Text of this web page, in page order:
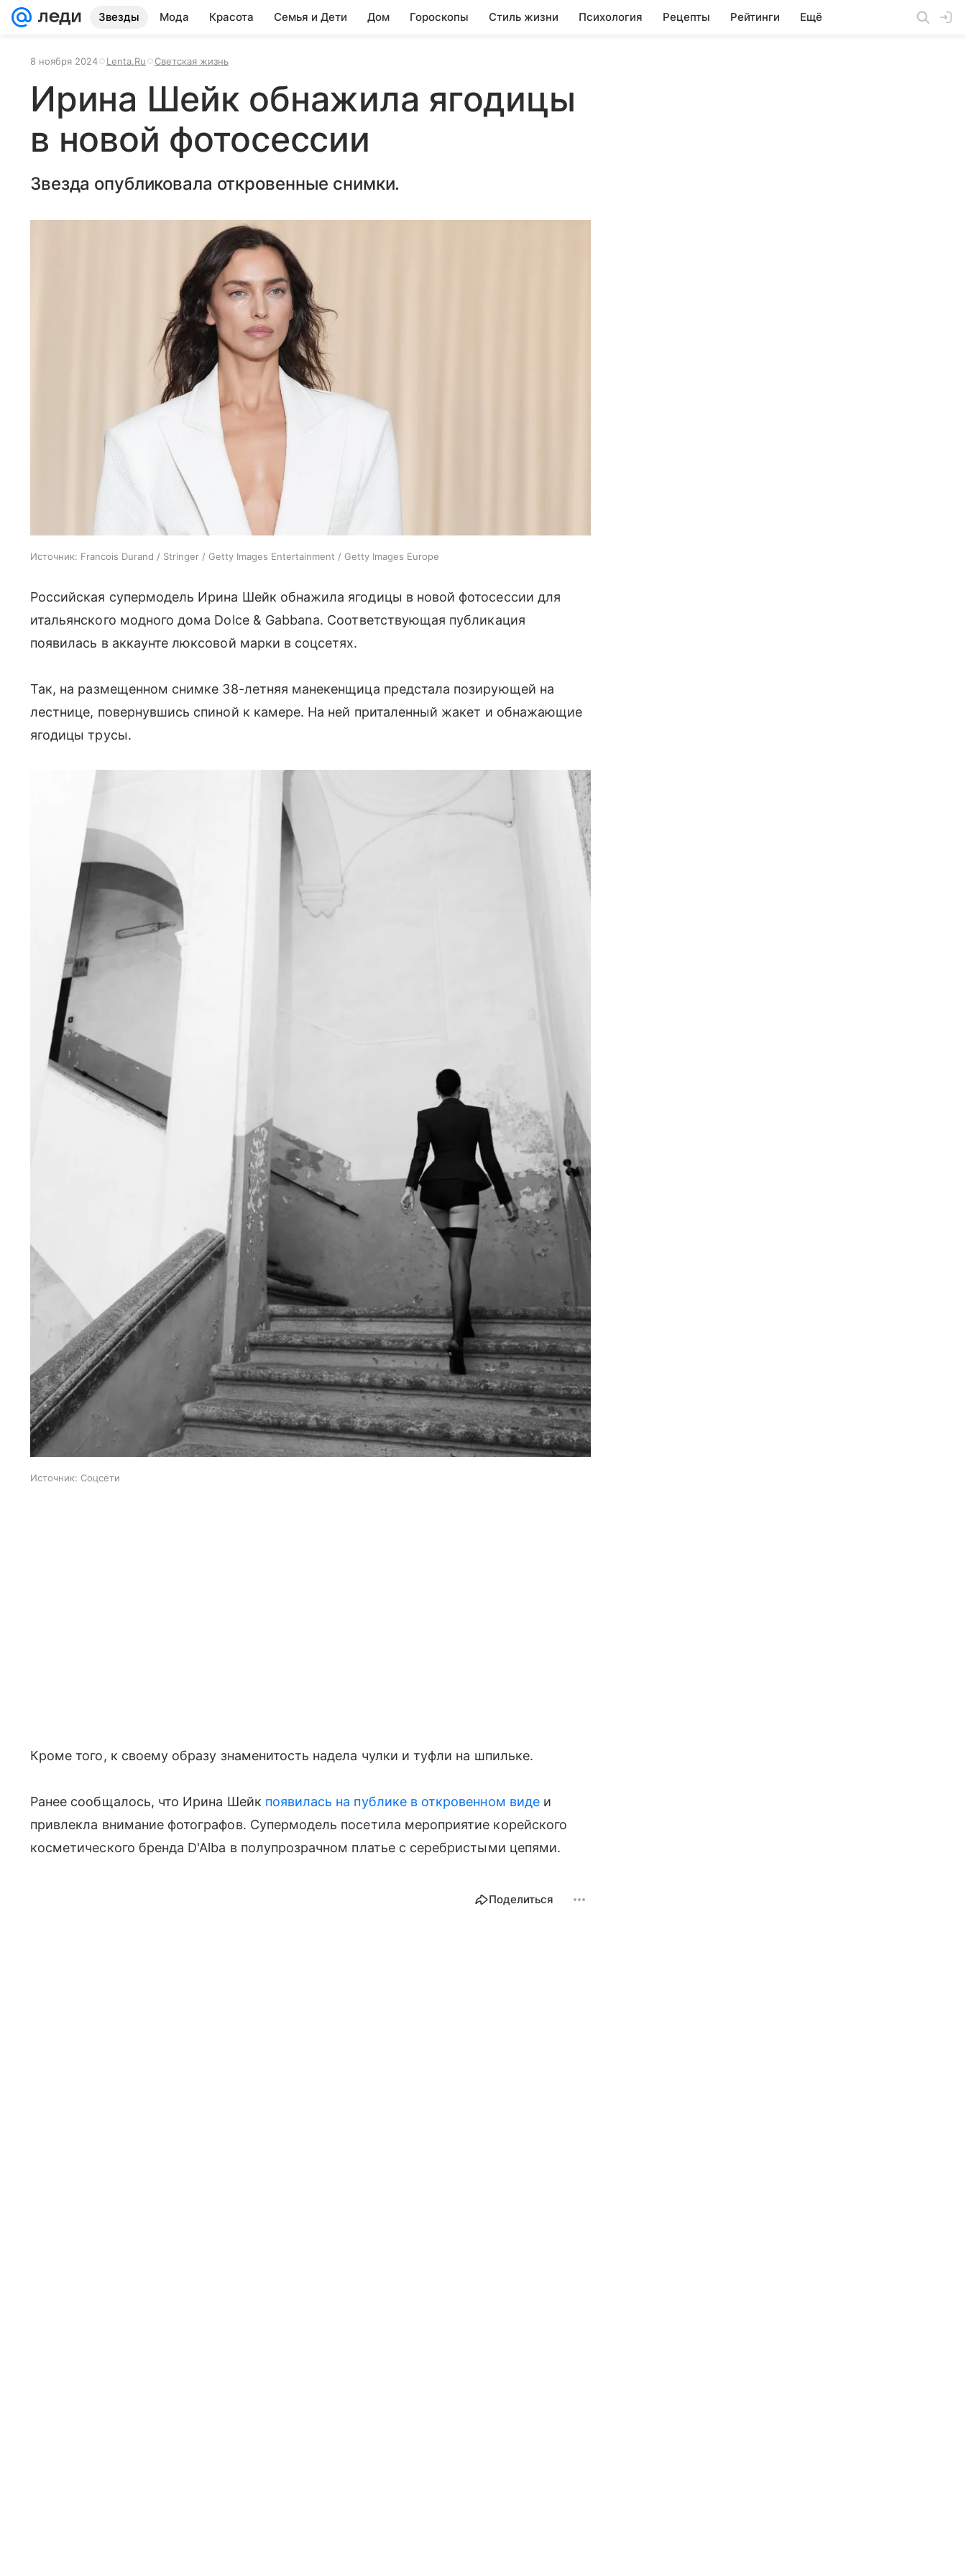
Звезды Мода Красота Семья и Дети Дом Гороскопы Стиль жизни Психология Рецепты Рейтинги Ещё
8 ноября 2024 Lenta.Ru Светская жизнь
Ирина Шейк обнажила ягодицы
в новой фотосессии
Звезда опубликовала откровенные снимки.
Источник: Francois Durand / Stringer / Getty Images Entertainment / Getty Images Europe
Российская супермодель Ирина Шейк обнажила ягодицы в новой фотосессии для
итальянского модного дома Dolce & Gabbana. Соответствующая публикация
появилась в аккаунте люксовой марки в соцсетях.
Так, на размещенном снимке 38-летняя манекенщица предстала позирующей на
лестнице, повернувшись спиной к камере. На ней приталенный жакет и обнажающие
ягодицы трусы.
Источник: Соцсети
Кроме того, к своему образу знаменитость надела чулки и туфли на шпильке.
Ранее сообщалось, что Ирина Шейк появилась на публике в откровенном видеи
привлекла внимание фотографов. Супермодель посетила мероприятие корейского
косметического бренда D'Alba в полупрозрачном платье с серебристыми цепями.
Поделиться